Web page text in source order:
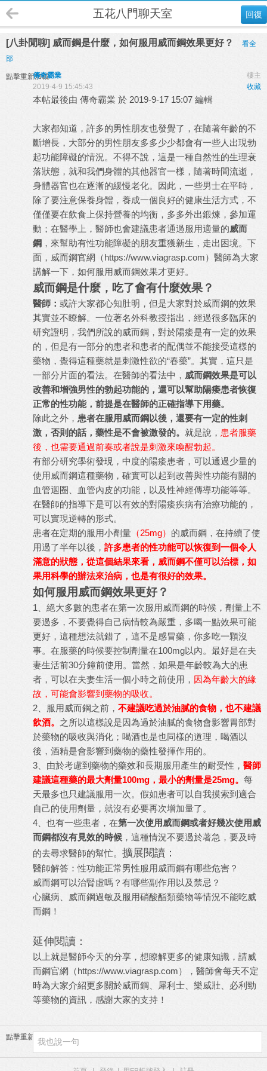
回復
五花八門聊天室
[八卦閒聊] 威而鋼是什麼，如何服用威而鋼效果更好？
看全
部
點擊重新加載 樓主
傳奇霸業
收藏
2019-4-9 15:45:43
本帖最後由 傳奇霸業 於 2019-9-17 15:07 編輯
大家都知道，許多的男性朋友也發覺了，在隨著年齡的不
斷增長，大部分的男性朋友多多少少都會有一些人出現勃
起功能障礙的情況。不得不說，這是一種自然性的生理衰
落狀態，就和我們身體的其他器官一樣，隨著時間流逝，
身體器官也在逐漸的緩慢老化。因此，一些男士在平時，
除了要注意保養身體，養成一個良好的健康生活方式，不
僅僅要在飲食上保持營養的均衡，多多外出鍛煉，參加運
動；在醫學上，醫師也會建議患者通過服用適量的威而
鋼 ，來幫助有性功能障礙的朋友重獲新生，走出困境。下
面，威而鋼官網（https://www.viagrasp.com）醫師為大家
講解一下，如何服用威而鋼效果才更好。
威而鋼是什麼，吃了會有什麼效果？
醫師： 或許大家都心知肚明，但是大家對於威而鋼的效果
其實並不瞭解。一位著名外科教授指出，經過很多臨床的
研究證明，我們所說的威而鋼，對於陽痿是有一定的效果
的，但是有一部分的患者和患者的配偶並不能接受這樣的
藥物，覺得這種藥就是刺激性欲的“春藥”。其實，這只是
一部分片面的看法。在醫師的看法中， 威而鋼效果是可以
改善和增強男性的勃起功能的，還可以幫助陽痿患者恢復
正常的性功能，前提是在醫師的正確指導下用藥。
除此之外， 患者在服用威而鋼以後，還要有一定的性刺
激，否則的話，藥性是不會被激發的。 就是說， 患者服藥
後，也需要通過前奏或者說是刺激來喚醒勃起。
有部分研究學術發現，中度的陽痿患者，可以通過少量的
使用威而鋼這種藥物，確實可以起到改善與性功能有關的
血管迴圈、血管內皮的功能，以及性神經傳導功能等等。
在醫師的指導下是可以有效的對陽痿疾病有治療功能的，
可以實現逆轉的形式。
患者在定期的服用小劑量 （25mg） 的威而鋼，在持續了使
用過了半年以後， 許多患者的性功能可以恢復到一個令人
滿意的狀態，從這個結果來看，威而鋼不僅可以治標，如
果用科學的辦法來治病，也是有很好的效果。
如何服用威而鋼效果更好？
1、絕大多數的患者在第一次服用威而鋼的時候，劑量上不
要過多，不要覺得自己病情較為嚴重，多喝一點效果可能
更好，這種想法就錯了，這不是感冒藥，你多吃一顆沒
事。在服藥的時候要控制劑量在100mg以內。最好是在夫
妻生活前30分鐘前使用。當然，如果是年齡較為大的患
者，可以在夫妻生活一個小時之前使用， 因為年齡大的緣
故，可能會影響到藥物的吸收。
2、服用威而鋼之前， 不建議吃過於油膩的食物，也不建議
飲酒。 之所以這樣說是因為過於油膩的食物會影響胃部對
於藥物的吸收與消化；喝酒也是也同樣的道理，喝酒以
後，酒精是會影響到藥物的藥性發揮作用的。
3、由於考慮到藥物的藥效和長期服用產生的耐受性， 醫師
建議這種藥的最大劑量100mg，最小的劑量是25mg。 每
天最多也只建議服用一次。假如患者可以自我摸索到適合
自己的使用劑量，就沒有必要再次增加量了。
4、也有一些患者，在第一次使用威而鋼或者好幾次使用威
而鋼都沒有見效的時候 ，這種情況不要過於著急，要及時
的去尋求醫師的幫忙。 擴展閱讀：
醫師解答：性功能正常男性服用威而鋼有哪些危害？
威而鋼可以治腎虛嗎？有哪些副作用以及禁忌？
心臟病、威而鋼過敏及服用硝酸酯類藥物等情況不能吃威
而鋼！
延伸閱讀：
以上就是醫師今天的分享，想瞭解更多的健康知識，請威
而鋼官網 （https://www.viagrasp.com），醫師會每天不定
時為大家介紹更多關於威而鋼、犀利士、樂威壯、必利勁
等藥物的資訊，感謝大家的支持！
點擊重新加載